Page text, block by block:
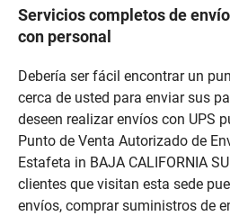
Servicios completos de
con personal
Debería ser fácil encontrar un
cerca de usted para enviar sus
deseen realizar envíos con UPS
Punto de Venta Autorizado de
Estafeta in BAJA CALIFORNIA
clientes que visitan esta sede
envíos, comprar suministros de